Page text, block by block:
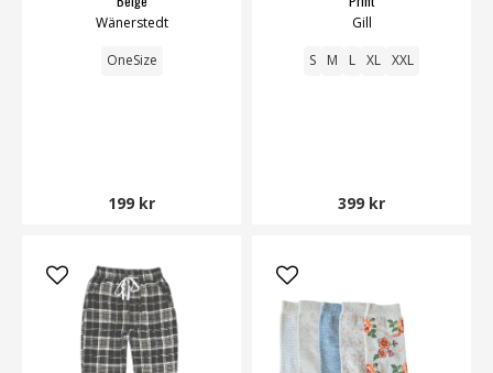
Wänerstedt
OneSize
199 kr
Gill
S M L XL XXL
399 kr